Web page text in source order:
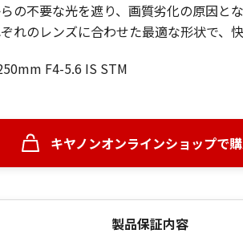
の不要な光を遮り、画質劣化の原因と
れのレンズに合わせた最適な形状で、
F4-5.6 IS STM
キヤノンオンラインショップで
製品保証内容